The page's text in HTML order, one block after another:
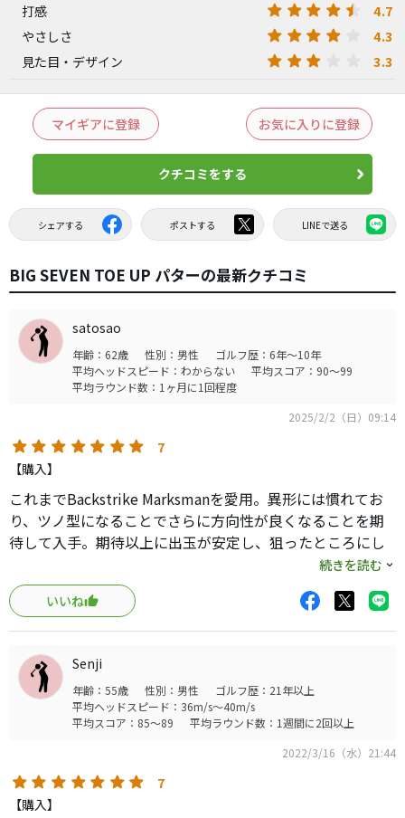
打感 4.7
やさしさ 4.3
見た目・デザイン 3.3
マイギアに登録 お気に入りに登録
クチコミをする
シェアする ポストする LINEで送る
BIG SEVEN TOE UP パターの最新クチコミ
satosao
年齢：62歳 性別：男性
ゴルフ歴：6年～10年
平均ヘッドスピード：わからない
平均スコア：90～99
平均ラウンド数：1ヶ月に1回程度
2025/2/2（日）09:14
7
【購入】
これまでBackstrike Marksmanを愛用。異形には慣れてお
り、ツノ型になることでさらに方向性が良くなることを期
待して入手。期待以上に出玉が安定し、狙ったところにし
あとはこちらの腕です。
中古市場でもなかなかモノがありませんが、パターでお悩
みの方は試してみる価値ありと思います。
続きを読む
いいね
Senji
年齢：55歳 性別：男性
ゴルフ歴：21年以上
平均ヘッドスピード：36m/s～40m/s
平均スコア：85～89
平均ラウンド数：1週間に2回以上
2022/3/16（水）21:44
7
【購入】